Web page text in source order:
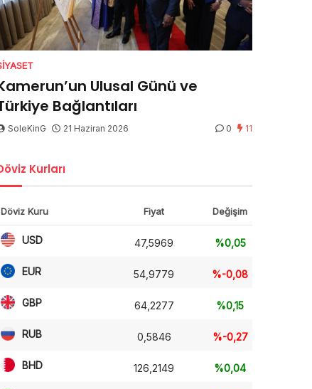
Ulusal Günü ve
Bağlantıları
SoleKinG 21 Haziran 2026 0 11
Kurları
Döviz Kuru Fiyat Değişim
USD 47,5969 %0,05
EUR 54,9779 %-0,08
GBP 64,2277 %0,15
RUB 0,5846 %-0,27
BHD 126,2149 %0,04